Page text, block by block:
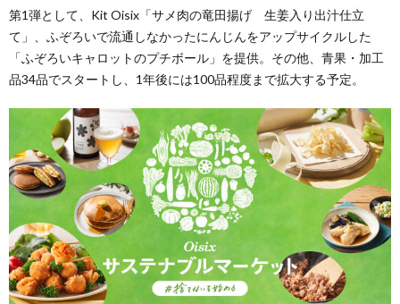
第1弾として、Kit Oisix「サメ肉の竜田揚げ 生姜入り出汁仕立
て」、ふぞろいで流通しなかったにんじんをアップサイクルした
「ふぞろいキャロットのプチボール」を提供。その他、青果・加工
品34品でスタートし、1年後には100品程度まで拡大する予定。